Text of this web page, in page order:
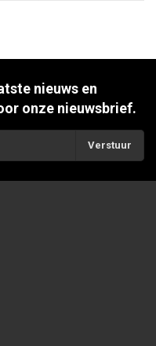
nieuws en
onze nieuwsbrief.
Verstuur